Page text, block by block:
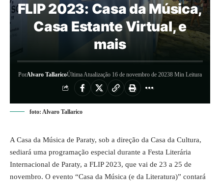
FLIP 2023: Casa da Música,
Casa Estante Virtual, e
mais
PorAlvaro TallaricoÚltima Atualização 16 de novembro de 20238 Min Leitura
foto: Alvaro Tallarico
A Casa da Música de Paraty, sob a direção da Casa da Cultura,
sediará uma programação especial durante a Festa Literária
Internacional de Paraty, a FLIP 2023, que vai de 23 a 25 de
novembro. O evento “Casa da Música (e da Literatura)” contará